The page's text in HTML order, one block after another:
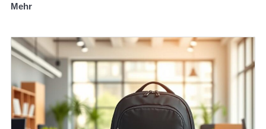
Mehr